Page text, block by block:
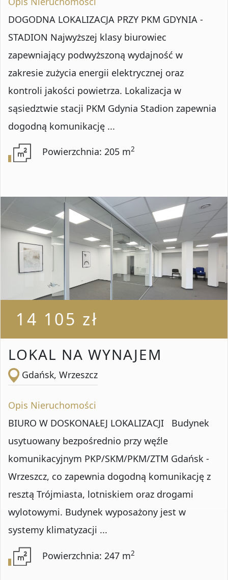
DOGODNA LOKALIZACJA PRZY PKM GDYNIA -
STADION Najwyższej klasy biurowiec
zapewniający podwyższoną wydajność w
zakresie zużycia energii elektrycznej oraz
kontroli jakości powietrza. Lokalizacja w
sąsiedztwie stacji PKM Gdynia Stadion zapewnia
dogodną komunikację ...
Powierzchnia: 205 m2
14 105 zł
LOKAL NA WYNAJEM
Gdańsk, Wrzeszcz
Opis Nieruchomości
BIURO W DOSKONAŁEJ LOKALIZACJI Budynek
usytuowany bezpośrednio przy węźle
komunikacyjnym PKP/SKM/PKM/ZTM Gdańsk -
Wrzeszcz, co zapewnia dogodną komunikację z
resztą Trójmiasta, lotniskiem oraz drogami
wylotowymi. Budynek wyposażony jest w
systemy klimatyzacji ...
Powierzchnia: 247 m2